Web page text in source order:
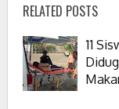
RELATED POSTS
11